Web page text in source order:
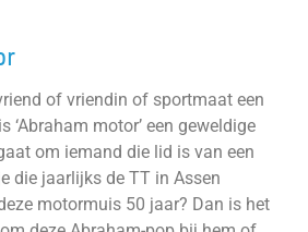
of vriendin of sportmaat een
‘Abraham motor’ een geweldige
om iemand die lid is van een
die jaarlijks de TT in Assen
motormuis 50 jaar? Dan is het